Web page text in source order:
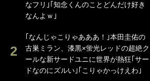
なフリ｣｢知念くんのことどんだけ好き
なんよｗ｣
｢なんじゃこりゃあああ！｣本田圭佑の
古巣ミラン、漆黒×蛍光レッドの超絶ク
ールな新サードユニに世界が熱狂｢サー
ドなのにズルい｣｢こりゃかっけえわ｣